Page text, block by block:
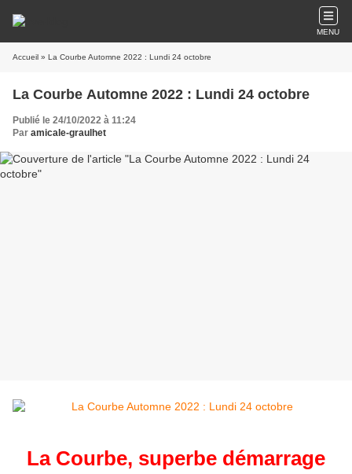
MENU
Accueil » La Courbe Automne 2022 : Lundi 24 octobre
La Courbe Automne 2022 : Lundi 24 octobre
Publié le 24/10/2022 à 11:24
Par amicale-graulhet
La Courbe, superbe démarrage